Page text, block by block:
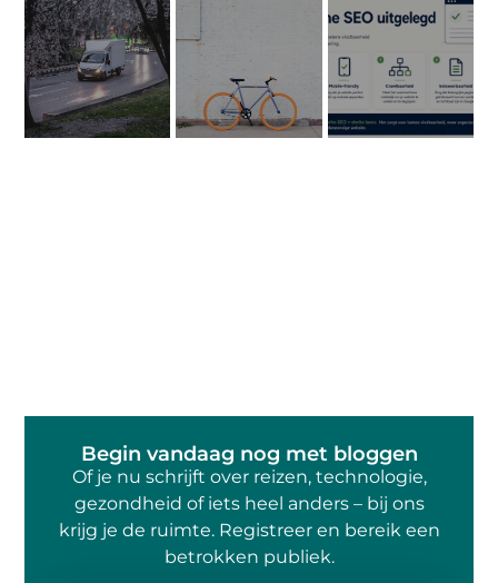
Begin vandaag nog met bloggen
Of je nu schrijft over reizen, technologie,
gezondheid of iets heel anders – bij ons
krijg je de ruimte. Registreer en bereik een
betrokken publiek.